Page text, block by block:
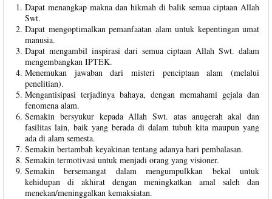
Dapat menangkap makna dan hikmah di balik semua ciptaan Allah
Swt.
Dapat mengoptimalkan pemanfaatan alam untuk kepentingan umat
manusia.
Dapat mengambil inspirasi dari semua ciptaan Allah Swt. dalam
mengembangkan IPTEK.
Menemukan jawaban dari misteri penciptaan alam (melalui
penelitian).
Mengantisipasi terjadinya bahaya, dengan memahami gejala dan
fenomena alam.
Semakin bersyukur kepada Allah Swt. atas anugerah akal dan
fasilitas lain, baik yang berada di dalam tubuh kita maupun yang
ada di alam semesta.
Semakin bertambah keyakinan tentang adanya hari pembalasan.
Semakin termotivasi untuk menjadi orang yang visioner.
Semakin bersemangat dalam mengumpulkkan bekal untuk
kehidupan di akhirat dengan meningkatkan amal saleh dan
menekan/meninggalkan kemaksiatan.